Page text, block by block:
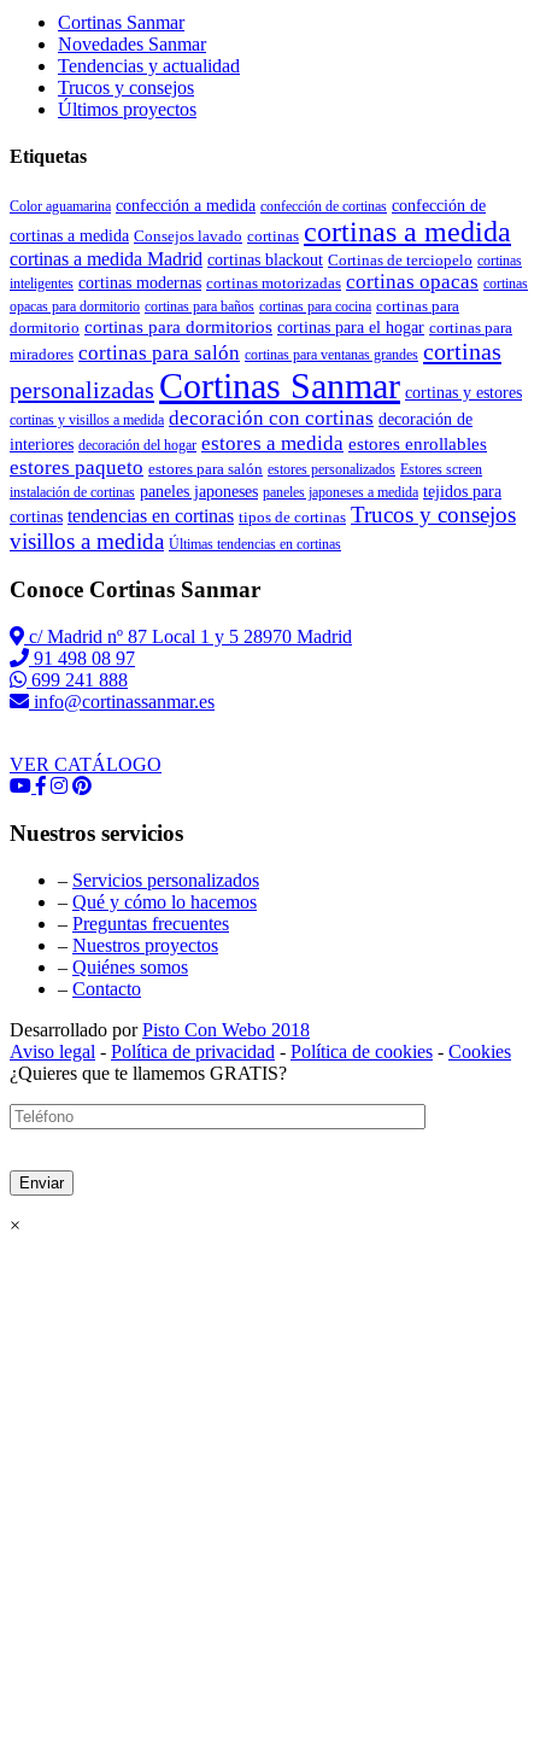
Cortinas Sanmar
Novedades Sanmar
Tendencias y actualidad
Trucos y consejos
Últimos proyectos
Etiquetas
Color aguamarina confección a medida confección de cortinas confección de
cortinas a medida Consejos lavado cortinas cortinas a medida
cortinas a medida Madrid cortinas blackout Cortinas de terciopelo cortinas
inteligentes cortinas modernas cortinas motorizadas cortinas opacas cortinas
opacas para dormitorio cortinas para baños cortinas para cocina cortinas para
dormitorio cortinas para dormitorios cortinas para el hogar cortinas para
miradores cortinas para salón cortinas para ventanas grandes cortinas
personalizadas Cortinas Sanmar cortinas y estores
cortinas y visillos a medida decoración con cortinas decoración de
interiores decoración del hogar estores a medida estores enrollables
estores paqueto estores para salón estores personalizados Estores screen
instalación de cortinas paneles japoneses paneles japoneses a medida tejidos para
cortinas tendencias en cortinas tipos de cortinas Trucos y consejos
visillos a medida Últimas tendencias en cortinas
Conoce Cortinas Sanmar
c/ Madrid nº 87 Local 1 y 5 28970 Madrid
91 498 08 97
699 241 888
info@cortinassanmar.es
VER CATÁLOGO
Nuestros servicios
– Servicios personalizados
– Qué y cómo lo hacemos
– Preguntas frecuentes
– Nuestros proyectos
– Quiénes somos
– Contacto
Desarrollado porPisto Con Webo 2018
Aviso legal - Política de privacidad - Política de cookies - Cookies
¿Quieres que te llamemos GRATIS?
×